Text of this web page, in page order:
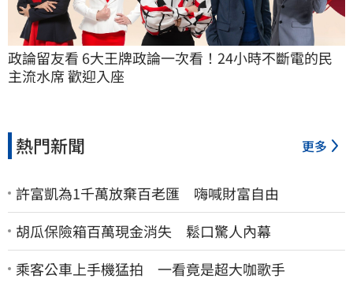
政論留友看 6大王牌政論一次看！24小時不斷電的民
主流水席 歡迎入座
熱門新聞 更多
許富凱為1千萬放棄百老匯 嗨喊財富自由
胡瓜保險箱百萬現金消失 鬆口驚人內幕
乘客公車上手機猛拍 一看竟是超大咖歌手